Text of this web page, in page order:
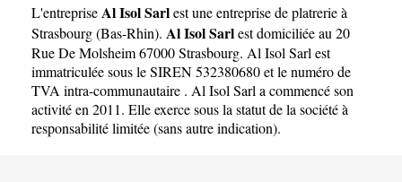
L'entrepriseAl Isol Sarlest uneentreprise de platrerie à
Strasbourg(Bas-Rhin). Al Isol Sarlest domiciliée au 20
Rue De Molsheim 67000 Strasbourg. Al Isol Sarl est
immatriculée sous le SIREN 532380680 et le numéro de
TVA intra-communautaire . Al Isol Sarl a commencé son
activité en 2011. Elle exerce sous la statut de la société à
responsabilité limitée (sans autre indication).